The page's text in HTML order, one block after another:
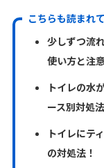
こちらも読まれ
少しずつ流
使い方と注
トイレの水
ース別対処法
トイレにテ
の対処法！